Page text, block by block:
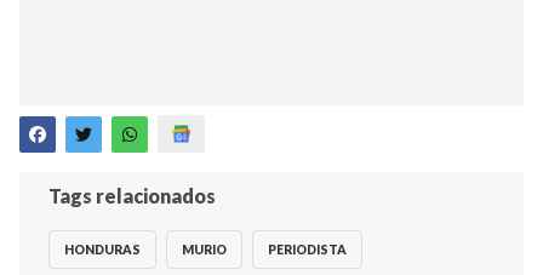
Tags relacionados
HONDURAS MURIO PERIODISTA